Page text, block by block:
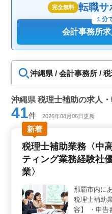
完全無料 転職サ
会計事務所求
１分
沖縄県 / 会計事務所 /
沖縄県 税理士補助の求人
41件 2026年08月06日更新
新着
税理士補助業務〈中
ティング業務経験社
業〉
那覇市内に
税理士補助
容】 ・申告